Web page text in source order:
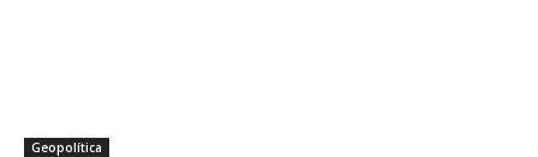
Geopolítica